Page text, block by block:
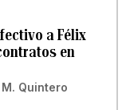
a Félix
en
Quintero